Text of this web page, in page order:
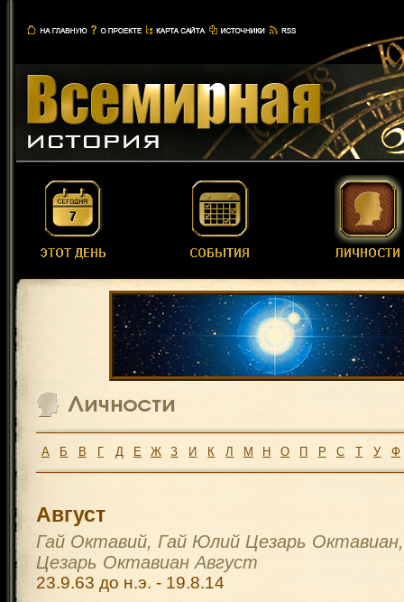
А Б В Г Д Е Ж З И К Л М Н О П Р С Т У Ф
Август
Гай Октавий, Гай Юлий Цезарь
Цезарь Октавиан Август
23.9.63 до н.э. - 19.8.14